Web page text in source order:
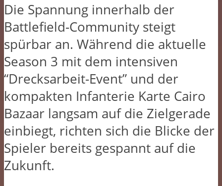
Die Spannung innerhalb der
Battlefield-Community steigt
spürbar an. Während die aktuelle
Season 3 mit dem intensiven
“Drecksarbeit-Event” und der
kompakten Infanterie Karte Cairo
Bazaar langsam auf die Zielgerade
einbiegt, richten sich die Blicke der
Spieler bereits gespannt auf die
Zukunft.